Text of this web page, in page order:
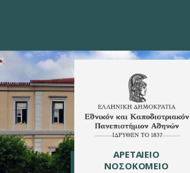
ΑΡΕΤΑΙΕΙΟ
ΝΟΣΟΚΟΜΕΙΟ